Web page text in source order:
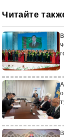
Читайте